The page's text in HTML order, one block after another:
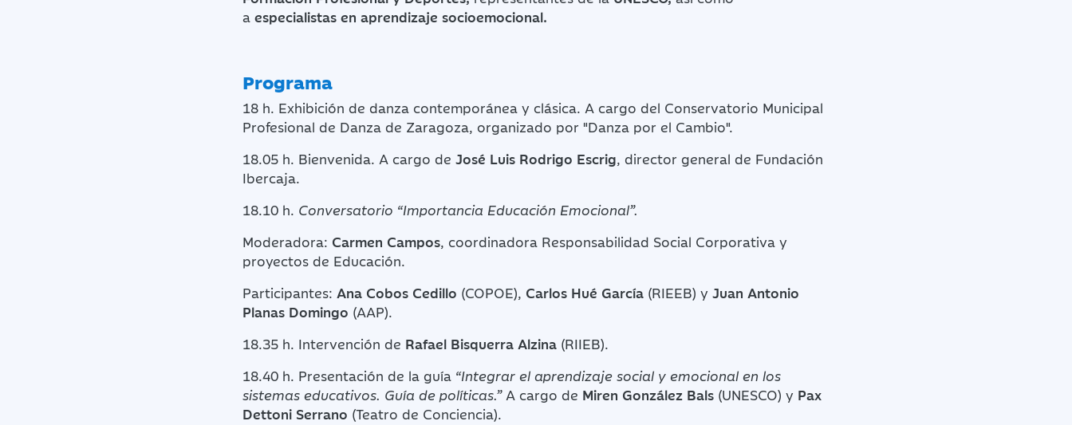
a especialistas en aprendizaje socioemocional.
Programa
18 h. Exhibición de danza contemporánea y clásica. A cargo del Conservatorio Municipal
Profesional de Danza de Zaragoza, organizado por "Danza por el Cambio".
18.05 h. Bienvenida. A cargo de José Luis Rodrigo Escrig, director general de Fundación
Ibercaja.
18.10 h. Conversatorio “Importancia Educación Emocional”.
Moderadora: Carmen Campos, coordinadora Responsabilidad Social Corporativa y
proyectos de Educación.
Participantes: Ana Cobos Cedillo (COPOE), Carlos Hué García (RIEEB) y Juan Antonio
Planas Domingo (AAP).
18.35 h. Intervención de Rafael Bisquerra Alzina (RIIEB).
18.40 h. Presentación de la guía “Integrar el aprendizaje social y emocional en los
sistemas educativos. Guía de políticas.”A cargo de Miren González Bals (UNESCO) y Pax
Dettoni Serrano (Teatro de Conciencia).